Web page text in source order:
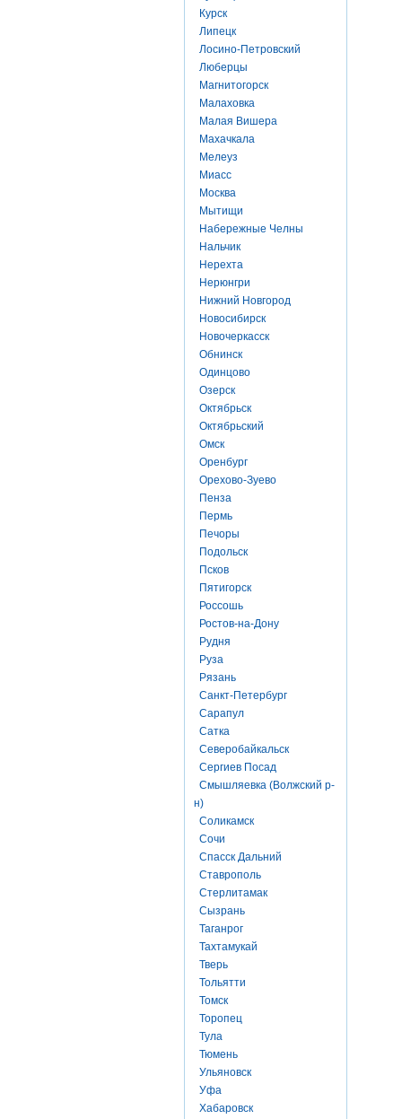
Курск
Липецк
Лосино-Петровский
Люберцы
Магнитогорск
Малаховка
Малая Вишера
Махачкала
Мелеуз
Миасс
Москва
Мытищи
Набережные Челны
Нальчик
Нерехта
Нерюнгри
Нижний Новгород
Новосибирск
Новочеркасск
Обнинск
Одинцово
Озерск
Октябрьск
Октябрьский
Омск
Оренбург
Орехово-Зуево
Пенза
Пермь
Печоры
Подольск
Псков
Пятигорск
Россошь
Ростов-на-Дону
Рудня
Руза
Рязань
Санкт-Петербург
Сарапул
Сатка
Северобайкальск
Сергиев Посад
Смышляевка (Волжский р-
н)
Соликамск
Сочи
Спасск Дальний
Ставрополь
Стерлитамак
Сызрань
Таганрог
Тахтамукай
Тверь
Тольятти
Томск
Торопец
Тула
Тюмень
Ульяновск
Уфа
Хабаровск